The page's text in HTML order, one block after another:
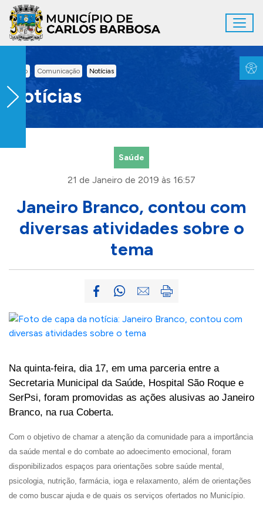
Ir para conteúdo principal
Inicio Comunicação Notícias
Notícias
Saúde
21 de Janeiro de 2019 às 16:57
Janeiro Branco, contou com
diversas atividades sobre o
tema
Na quinta-feira, dia 17, em uma parceria entre a
Secretaria Municipal da Saúde, Hospital São Roque e
SerPsi, foram promovidas as ações alusivas ao Janeiro
Branco, na rua Coberta.
Com o objetivo de chamar a atenção da comunidade para a importância
da saúde mental e do combate ao adoecimento emocional, foram
disponibilizados espaços para orientações sobre saúde mental,
psicologia, nutrição, farmácia, ioga e relaxamento, além de orientações
de como buscar ajuda e de quais os serviços ofertados no Município.